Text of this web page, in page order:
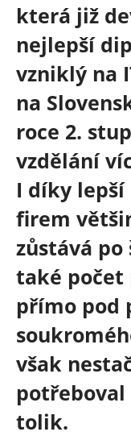
která již
nejlepší
vzniklý na
na
roce 2.
vzdělání
I díky
firem
zůstává po
také
přímo pod
však
tolik.